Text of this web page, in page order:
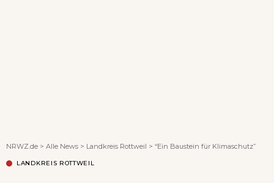
NRWZ.de > Alle News > Landkreis Rottweil > “Ein Baustein für Klimaschutz”
LANDKREIS ROTTWEIL